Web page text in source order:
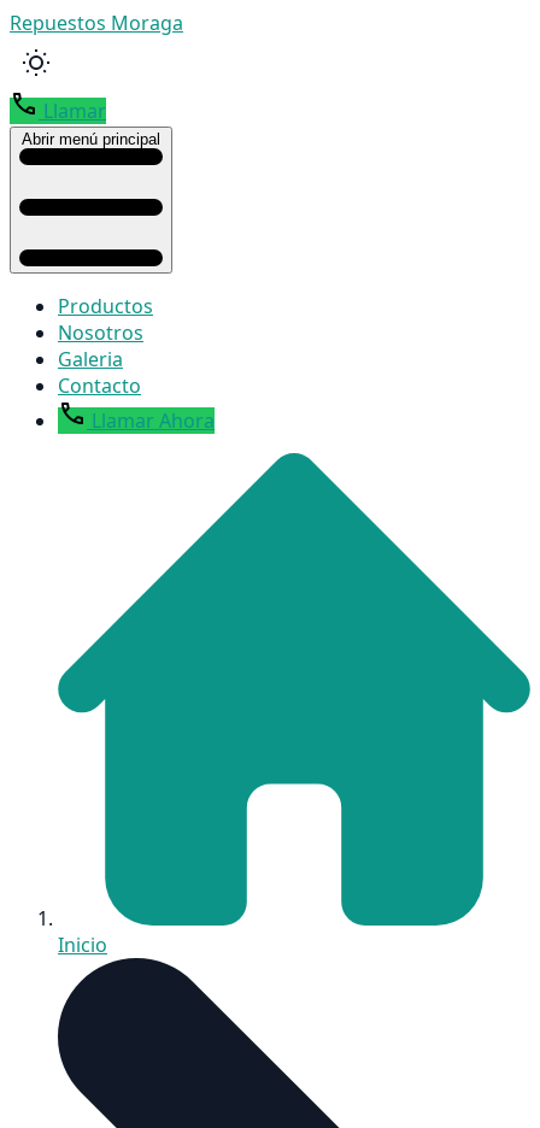
Repuestos Moraga
Llamar
Abrir menú principal
Productos
Nosotros
Galeria
Contacto
Llamar Ahora
Inicio